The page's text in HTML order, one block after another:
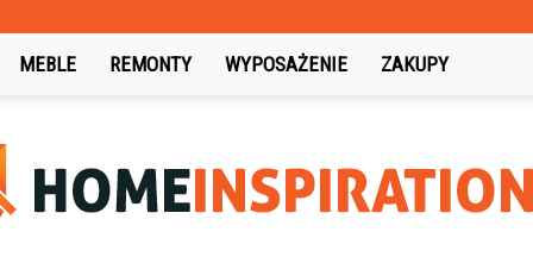
MEBLE REMONTY WYPOSAŻENIE ZAKUPY